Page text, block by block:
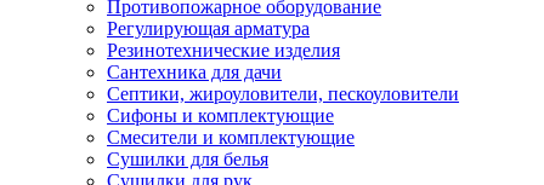
Противопожарное оборудование
Регулирующая арматура
Резинотехнические изделия
Сантехника для дачи
Септики, жироуловители, пескоуловители
Сифоны и комплектующие
Смесители и комплектующие
Сушилки для белья